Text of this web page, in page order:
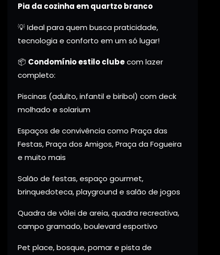
Pia da cozinha em quartzo branco
💡 Ideal para quem busca praticidade,
tecnologia e conforto em um só lugar!
📦 Condomínio estilo clubecom lazer
completo:
Piscinas (adulto, infantil e biribol) com deck
molhado e solarium
Espaços de convivência como Praça das
Festas, Praça dos Amigos, Praça da Fogueira
e muito mais
Salão de festas, espaço gourmet,
brinquedoteca, playground e salão de jogos
Quadra de vôlei de areia, quadra recreativa,
campo gramado, boulevard esportivo
Pet place, bosque, pomar e pista de